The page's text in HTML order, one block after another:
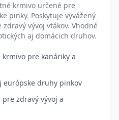
krmivo určené pre
pinky. Poskytuje vyvážený
vývoj vtákov. Vhodné
aj domácich druhov.
krmivo pre kanáriky a
európske druhy pinkov
zdravý vývoj a